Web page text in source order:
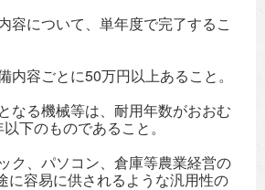
容について、単年度で完了するこ
内容ごとに50万円以上あること。
なる機械等は、耐用年数がおおむ
下のものであること。
ク、パソコン、倉庫等農業経営の
に容易に供されるような汎用性の